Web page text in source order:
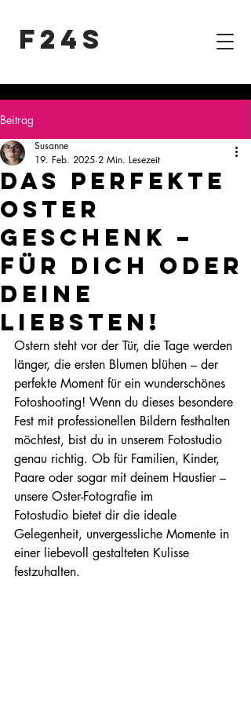
F24S
Beitrag
Das perfekte
Oster
Geschenk –
für dich oder
deine
Liebsten!
Susanne
19. Feb. 2025 2 Min. Lesezeit
Ostern steht vor der Tür, die Tage werden
länger, die ersten Blumen blühen – der
perfekte Moment für ein wunderschönes
Fotoshooting! Wenn du dieses besondere
Fest mit professionellen Bildern festhalten
möchtest, bist du in unserem Fotostudio
genau richtig. Ob für Familien, Kinder,
Paare oder sogar mit deinem Haustier –
unsere Oster-Fotografie im
Fotostudio bietet dir die ideale
Gelegenheit, unvergessliche Momente in
einer liebevoll gestalteten Kulisse
festzuhalten.